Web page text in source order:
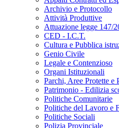
Archivio e Protocollo
Attività Produttive
Attuazione legge 147/
CED - I.C.T.
Cultura e Pubblica
Genio Civile
Legale e Contenzioso
Organi Istituzionali
Parchi, Aree Protette e
Patrimonio - Edilizia
Politiche Comunitarie
Politiche del Lavoro e
Politiche Sociali
Polizia Provinciale